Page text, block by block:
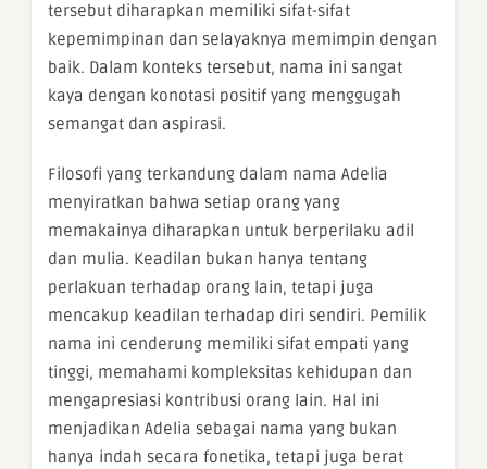
tersebut diharapkan memiliki sifat-sifat
kepemimpinan dan selayaknya memimpin dengan
baik. Dalam konteks tersebut, nama ini sangat
kaya dengan konotasi positif yang menggugah
semangat dan aspirasi.
Filosofi yang terkandung dalam nama Adelia
menyiratkan bahwa setiap orang yang
memakainya diharapkan untuk berperilaku adil
dan mulia. Keadilan bukan hanya tentang
perlakuan terhadap orang lain, tetapi juga
mencakup keadilan terhadap diri sendiri. Pemilik
nama ini cenderung memiliki sifat empati yang
tinggi, memahami kompleksitas kehidupan dan
mengapresiasi kontribusi orang lain. Hal ini
menjadikan Adelia sebagai nama yang bukan
hanya indah secara fonetika, tetapi juga berat